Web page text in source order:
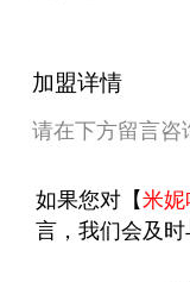
加盟详情
请在下方留言咨
如果您对【米妮
言，我们会及时